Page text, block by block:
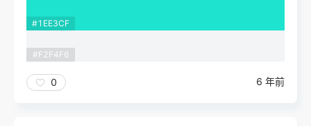
#1EE3CF
#F2F4F6
0 6 年前